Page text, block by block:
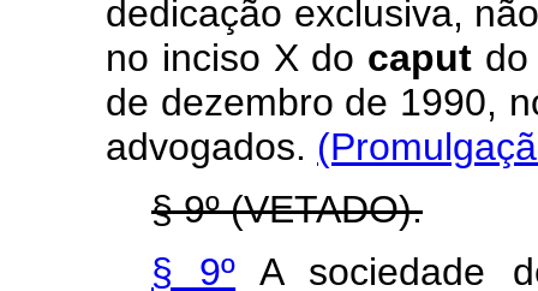
dedicação exclusiva,
no inciso X do caput
de dezembro de 1990,
advogados.
§ 9º (VETADO).
§ 9º A sociedade